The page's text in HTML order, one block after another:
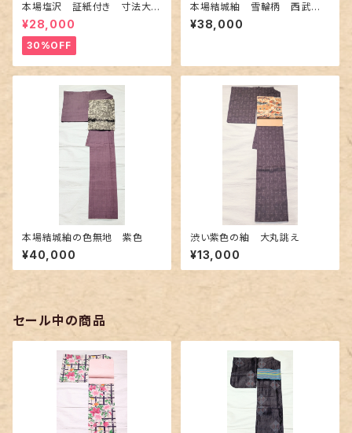
本場塩沢 証紙付き 寸法大き
め〜伝統的工芸士 桑原正信
作〜
¥28,000
30%OFF
本場結城紬 雪輪柄 西武百
貨店誂え
¥38,000
本場結城紬の色無地 紫色
¥40,000
渋い紫色の紬 大丸誂え
¥13,000
セール中の商品